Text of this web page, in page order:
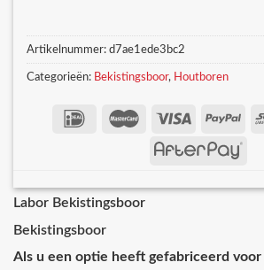
Artikelnummer: d7ae1ede3bc2
Categorieën: Bekistingsboor, Houtboren
Labor Bekistingsboor
Bekistingsboor
Als u een optie heeft gefabriceerd voor